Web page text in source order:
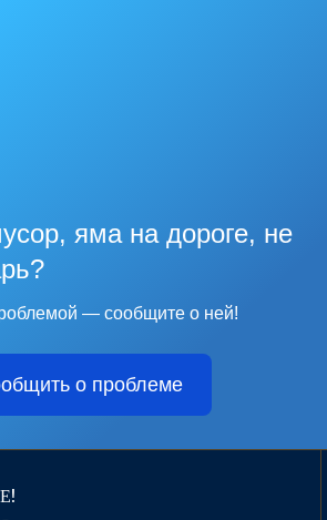
яма на дороге, не
— сообщите о ней!
о проблеме